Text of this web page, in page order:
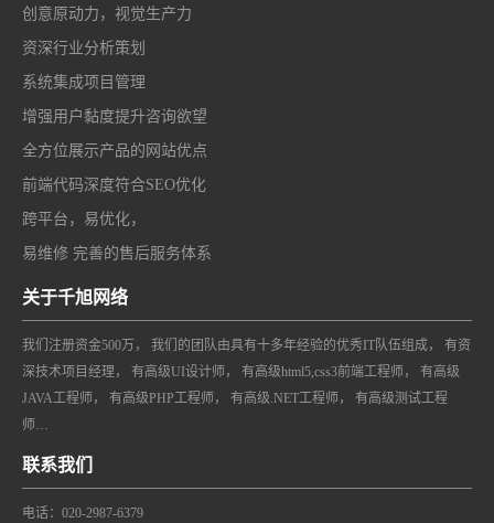
创意原动力，视觉生产力
资深行业分析策划
系统集成项目管理
增强用户黏度提升咨询欲望
全方位展示产品的网站优点
前端代码深度符合SEO优化
跨平台，易优化，
易维修 完善的售后服务体系
关于千旭网络
我们注册资金500万， 我们的团队由具有十多年经验的优秀IT队伍组成， 有资
深技术项目经理， 有高级UI设计师， 有高级html5,css3前端工程师， 有高级
JAVA工程师， 有高级PHP工程师， 有高级.NET工程师， 有高级测试工程
师…
联系我们
电话：020-2987-6379